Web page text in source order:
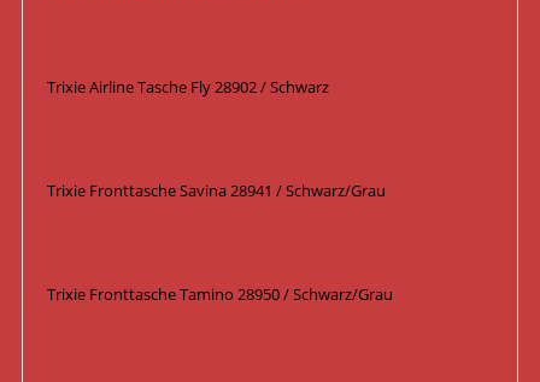
Trixie Airline Tasche Fly 28902 / Schwarz
Trixie Fronttasche Savina 28941 / Schwarz/Grau
Trixie Fronttasche Tamino 28950 / Schwarz/Grau